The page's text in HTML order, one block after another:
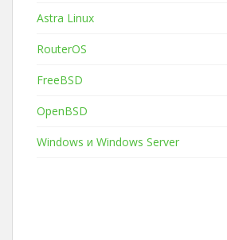
Astra Linux
RouterOS
FreeBSD
OpenBSD
Windows и Windows Server